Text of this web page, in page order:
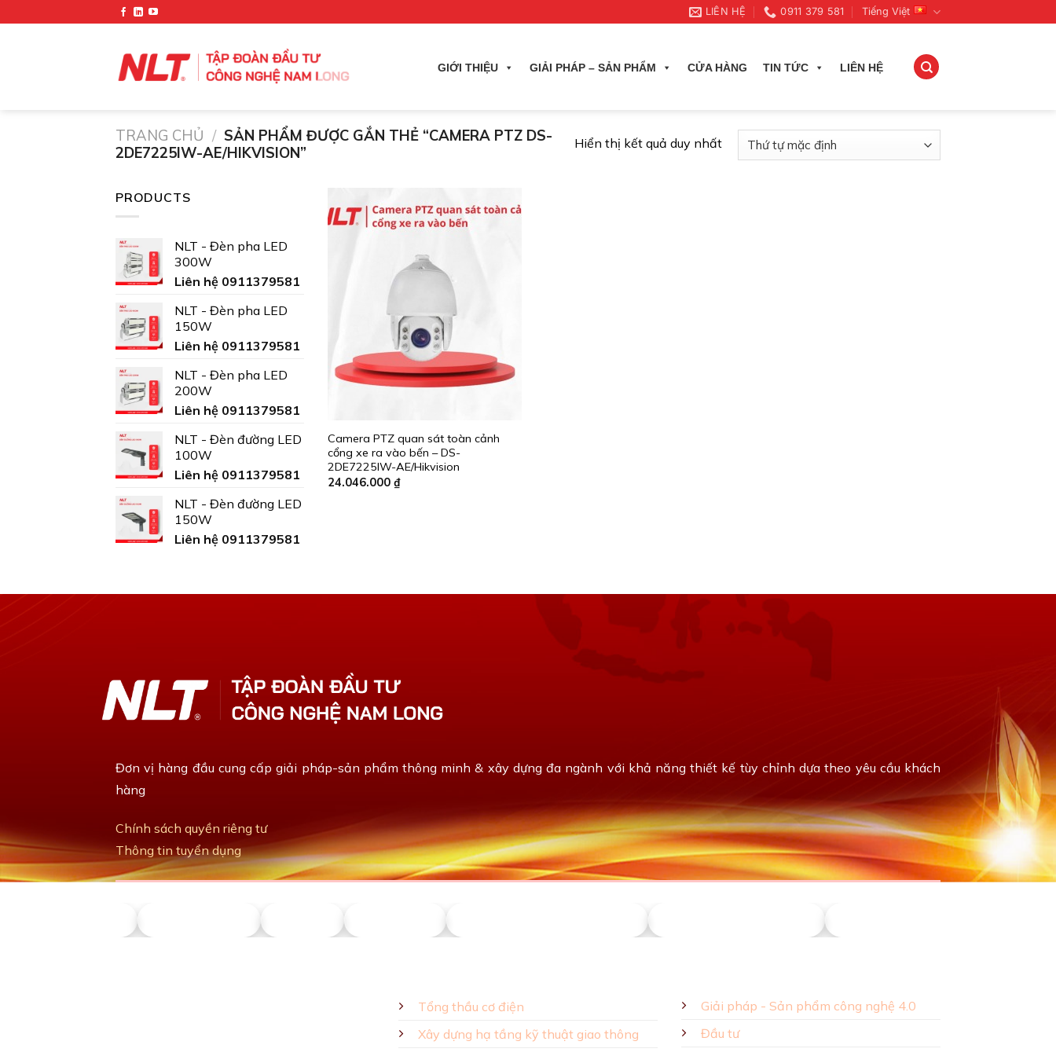
đến
LIÊN HỆ 0911 379 581 Tiếng Việt
GIỚI THIỆU GIẢI PHÁP – SẢN PHẨM CỬA HÀNG TIN TỨC LIÊN HỆ
TRANG CHỦ / SẢN PHẨM ĐƯỢC GẮN THẺ “CAMERA PTZ DS-
2DE7225IW-AE/HIKVISION”
Hiển thị kết quả duy nhất
PRODUCTS
NLT - Đèn pha LED
300W
Liên hệ 0911379581
NLT - Đèn pha LED
150W
Liên hệ 0911379581
NLT - Đèn pha LED
200W
Liên hệ 0911379581
NLT - Đèn đường LED
100W
Liên hệ 0911379581
NLT - Đèn đường LED
150W
Liên hệ 0911379581
Camera PTZ quan sát toàn cảnh
cổng xe ra vào bến – DS-
2DE7225IW-AE/Hikvision
24.046.000 ₫
Đơn vị hàng đầu cung cấp giải pháp-sản phẩm thông minh & xây dựng đa ngành với khả năng thiết kế tùy chỉnh dựa theo yêu cầu khách
hàng
Chính sách quyền riêng tư
Thông tin tuyển dụng
Tổng thầu cơ điện
Xây dựng hạ tầng kỹ thuật giao thông
Giải pháp - Sản phẩm công nghệ 4.0
Đầu tư